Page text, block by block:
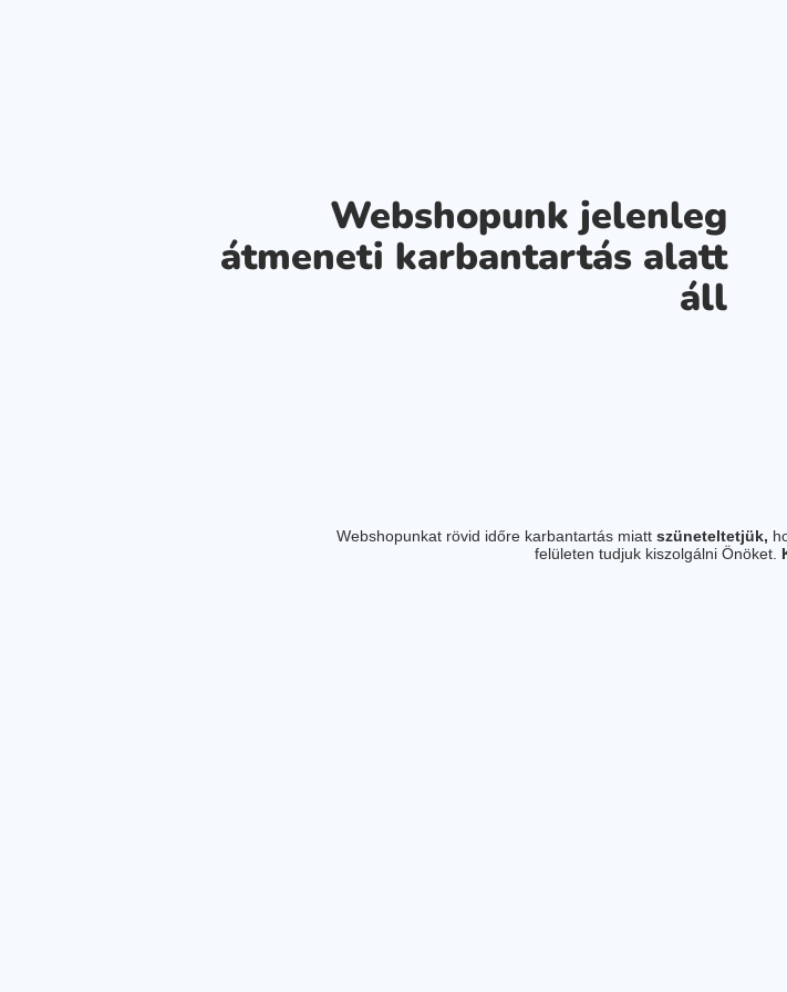
Webshopunk jelenleg
átmeneti karbantartás alatt
áll
Webshopunkat rövid időre karbantartás miatt szüneteltetjük,
felületen tudjuk kiszolgálni Önöket.